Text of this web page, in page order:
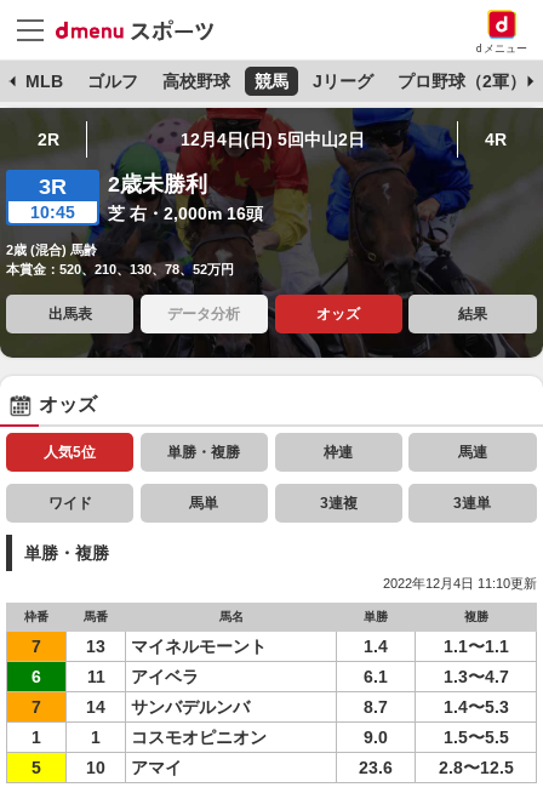
dメニュー
MLB ゴルフ 高校野球 競馬 Jリーグ プロ野球（2軍）
2R 12月4日(日) 5回中山2日 4R
3R
10:45
2歳未勝利
芝 右・2,000m 16頭
2歳 (混合) 馬齢
本賞金：520、210、130、78、52万円
出馬表 データ分析 オッズ 結果
オッズ
人気5位 単勝・複勝 枠連 馬連
ワイド 馬単 3連複 3連単
単勝・複勝
2022年12月4日 11:10更新
枠番 馬番 馬名 単勝 複勝
7 13 マイネルモーント 1.4
1.1〜1.1
6
11 アイベラ 6.1
1.3〜4.7
7
14 サンバデルンバ 8.7
1.4〜5.3
1
1 コスモオピニオン 9.0
1.5〜5.5
5
10 アマイ 23.6
2.8〜12.5